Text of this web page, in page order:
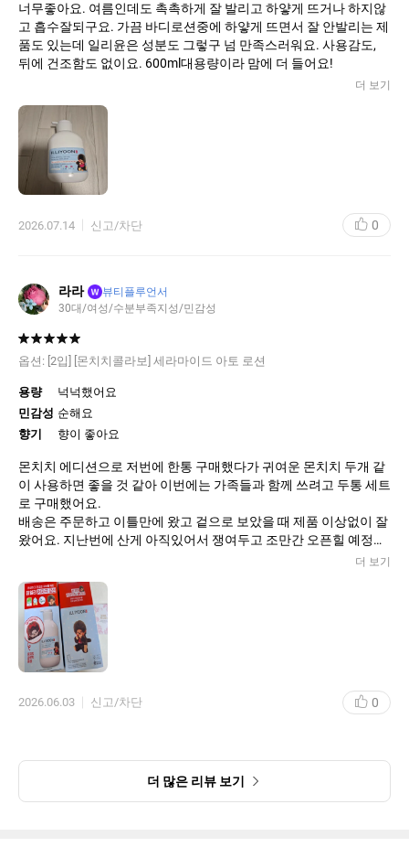
너무좋아요. 여름인데도 촉촉하게 잘 발리고 하얗게 뜨거나 하지않
고 흡수잘되구요. 가끔 바디로션중에 하얗게 뜨면서 잘 안발리는 제
품도 있는데 일리윤은 성분도 그렇구 넘 만족스러워요. 사용감도,
뒤에 건조함도 없이요. 600ml대용량이라 맘에 더 들어요!
더 보기
2026.07.14 신고/차단 0
라라 W 뷰티플루언서
30대/여성/수분부족지성/민감성
옵션: [2입] [몬치치콜라보] 세라마이드 아토 로션
용량
넉넉했어요
민감성 순해요
향기
향이 좋아요
몬치치 에디션으로 저번에 한통 구매했다가 귀여운 몬치치 두개 같
이 사용하면 좋을 것 같아 이번에는 가족들과 함께 쓰려고 두통 세트
로 구매했어요.
배송은 주문하고 이틀만에 왔고 겉으로 보았을 때 제품 이상없이 잘
왔어요. 지난번에 산게 아직있어서 쟁여두고 조만간 오픈힐 예정입
더 보기
2026.06.03 신고/차단 0
더 많은 리뷰 보기